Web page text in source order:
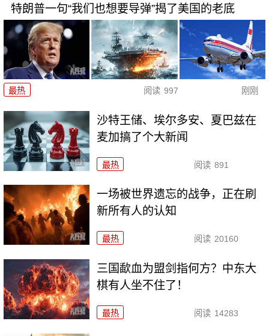
特朗普一句“我们也想要导弹”揭了美国的老底
最热 阅读 997 刚刚
沙特王储、埃尔多安、夏巴兹在
麦加搞了个大新闻
最热 阅读 891
一场被世界遗忘的战争，正在刷
新所有人的认知
最热 阅读 20160
三国歃血为盟剑指何方？中东大
棋有人坐不住了！
最热 阅读 14283